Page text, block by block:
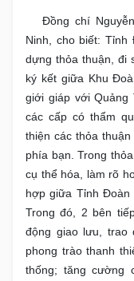
Đồng chí Nguyễn
Ninh, cho biết:
dựng thỏa thuận, đi
ký kết giữa Khu
giới giáp với Quảng
các cấp có thẩm
thiện các thỏa
phía bạn. Trong
cụ thể hóa, làm rõ
hợp giữa Tỉnh Đoàn
Trong đó, 2 bên
động giao lưu, trao
phong trào thanh
thống; tăng cường